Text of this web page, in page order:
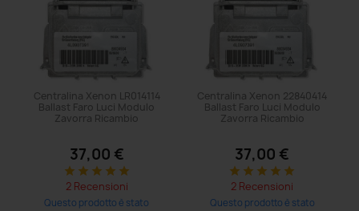
Centralina Xenon LR014114
Ballast Faro Luci Modulo
Zavorra Ricambio
37,00 €
star star star star star
2 Recensioni
Questo prodotto è stato
Centralina Xenon 22840414
Ballast Faro Luci Modulo
Zavorra Ricambio
37,00 €
star star star star star
2 Recensioni
Questo prodotto è stato